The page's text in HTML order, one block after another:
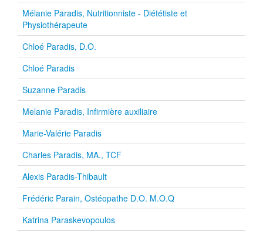
Mélanie Paradis, Nutritionniste - Diététiste et
Physiothérapeute
Chloé Paradis, D.O.
Chloé Paradis
Suzanne Paradis
Melanie Paradis, Infirmière auxiliaire
Marie-Valérie Paradis
Charles Paradis, MA., TCF
Alexis Paradis-Thibault
Frédéric Parain, Ostéopathe D.O. M.O.Q
Katrina Paraskevopoulos